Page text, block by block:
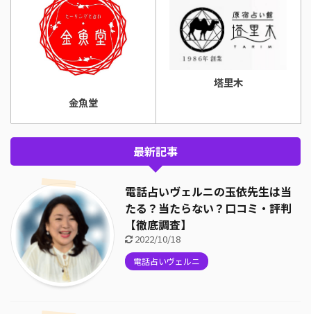
金魚堂
塔里木
最新記事
電話占いヴェルニの玉依先生は当
たる？当たらない？口コミ・評判
【徹底調査】
2022/10/18
電話占いヴェルニ